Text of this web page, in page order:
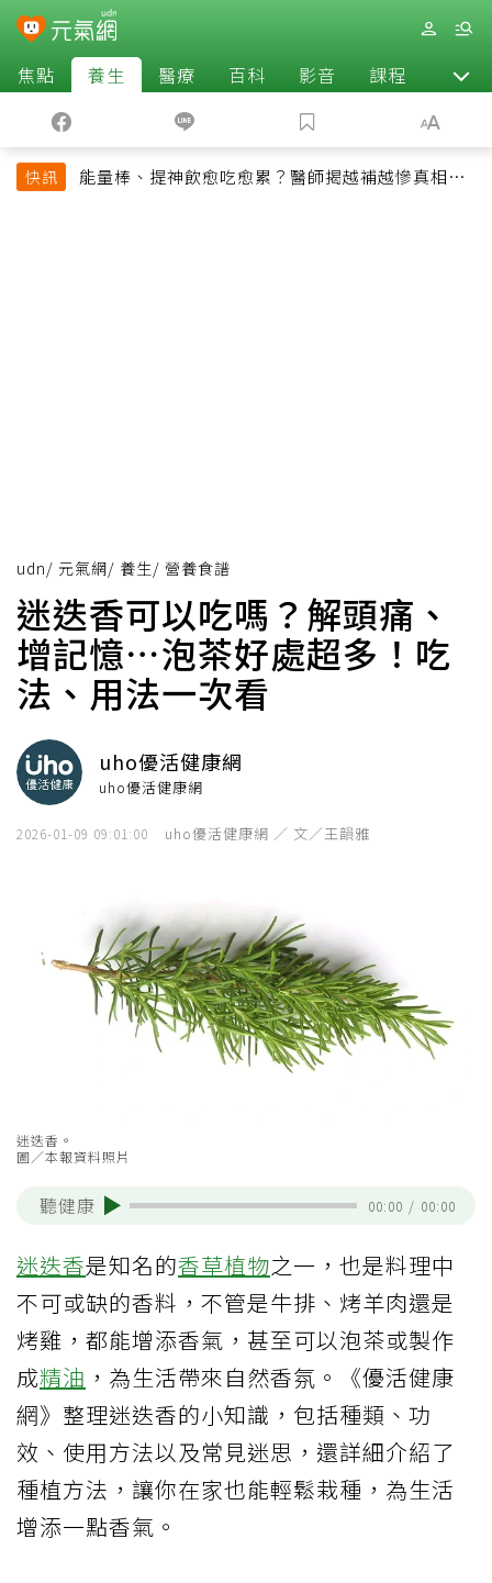
焦點 養生 醫療 百科 影音 課程 退休
快訊
能量棒、提神飲愈吃愈累？醫師揭越補越慘真相：
udn/ 元氣網/ 養生/ 營養食譜
迷迭香可以吃嗎？解頭痛、
增記憶⋯泡茶好處超多！吃
法、用法一次看
uho優活健康網
uho優活健康網
2026-01-09 09:01:00 uho優活健康網 ／ 文／王韻雅
迷迭香。
圖／本報資料照片
聽健康 00:00 / 00:00
迷迭香是知名的香草植物之一，也是料理中
不可或缺的香料，不管是牛排、烤羊肉還是
烤雞，都能增添香氣，甚至可以泡茶或製作
成精油 ，為生活帶來自然香氛。《優活健康
網》整理迷迭香的小知識，包括種類、功
效、使用方法以及常見迷思，還詳細介紹了
種植方法，讓你在家也能輕鬆栽種，為生活
增添一點香氣。